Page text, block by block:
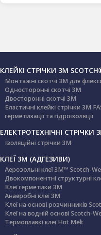
КЛЕЙКІ СТРІЧКИ 3М
Монтажні скотчі 3М для
Односторонні скотчі 3М
Двосторонні скотчі 3М
Еластичні клейкі стрічки 3М
герметизації та гідроізоляції
ЕЛЕКТРОТЕХНІЧНІ СТРІЧКИ
Ізоляційні стрічки 3М
КЛЕЇ 3М (АДГЕЗИВИ)
Аерозольні клеї 3M™ Scotch-
Двокомпонентні структурні
Клеї герметики 3М
Анаеробні клеї 3М
Клеї на основі розчинників
Клеї на водній основі Scotch-
Термоплавкі клеї Hot Melt